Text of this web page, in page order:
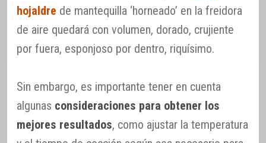
hojaldre de mantequilla ‘horneado’ en la freidora
de aire quedará con volumen, dorado, crujiente
por fuera, esponjoso por dentro, riquísimo.
Sin embargo, es importante tener en cuenta
algunas consideraciones para obtener los
mejores resultados, como ajustar la temperatura